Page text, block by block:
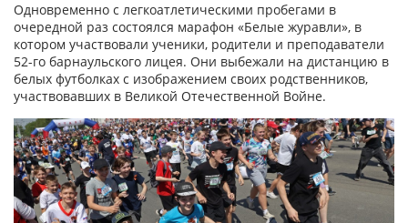
Одновременно с легкоатлетическими пробегами в
очередной раз состоялся марафон «Белые журавли», в
котором участвовали ученики, родители и преподаватели
52-го барнаульского лицея. Они выбежали на дистанцию в
белых футболках с изображением своих родственников,
участвовавших в Великой Отечественной Войне.